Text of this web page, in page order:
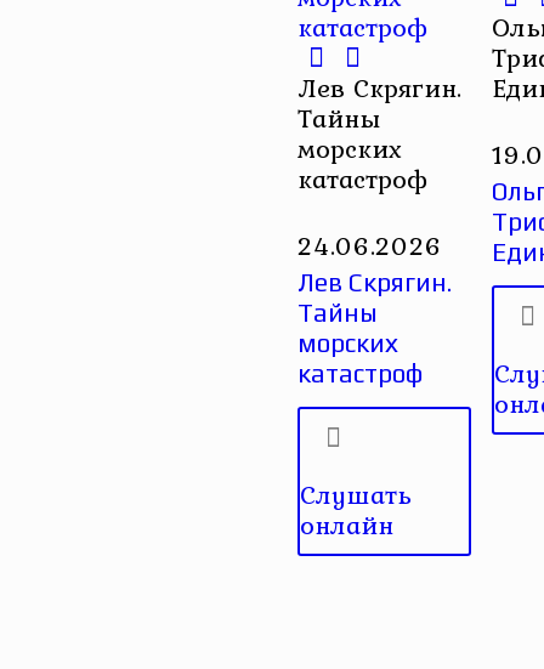
Лев Скрягин.
Тайны
морских
катастроф
24.06.2026
Лев Скрягин.
Тайны
морских
катастроф
Слушать
онлайн